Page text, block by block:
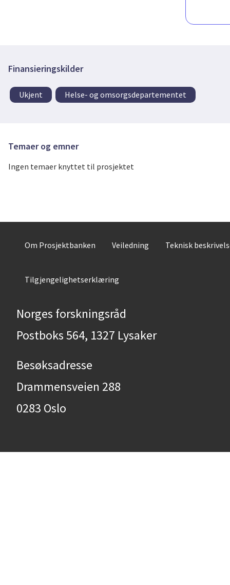
Finansieringskilder
Ukjent Helse- og omsorgsdepartementet
Temaer og emner
Ingen temaer knyttet til prosjektet
Om Prosjektbanken Veiledning Teknisk
Tilgjengelighetserklæring
Norges forskningsråd
Postboks 564, 1327 Lysaker
Besøksadresse
Drammensveien 288
0283 Oslo